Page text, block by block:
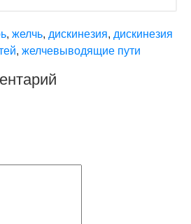
, желчь, дискинезия, дискинезия
, желчевыводящие пути